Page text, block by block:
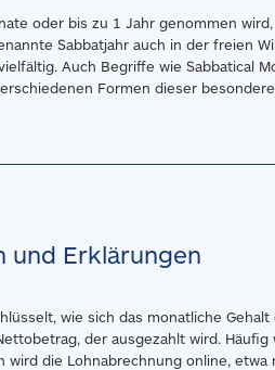
oder bis zu 1 Jahr genommen
Sabbatjahr auch in der freien
Auch Begriffe wie Sabbatical
Formen dieser
und Erklärungen
wie sich das monatliche
der ausgezahlt wird.
die Lohnabrechnung online,